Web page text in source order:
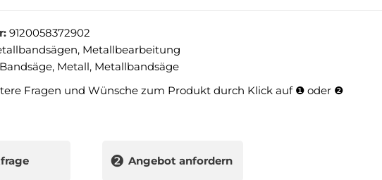
9120058372902
, Metallbearbeitung
Bandsäge, Metall, Metallbandsäge
Fragen und Wünsche zum Produkt durch Klick auf ❶ oder ❷
❷ Angebot anfordern